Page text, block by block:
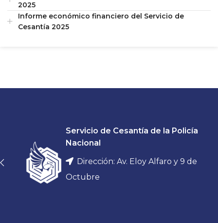
2025
Informe económico financiero del Servicio de
Cesantía 2025
Servicio de Cesantía de la Policía
Nacional
Dirección: Av. Eloy Alfaro y 9 de
Octubre